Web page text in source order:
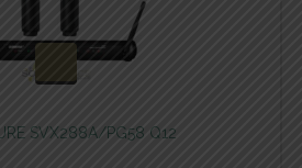
สอบถามและสั่งซื้อสินค้า
SVX288A/PG58 Q12